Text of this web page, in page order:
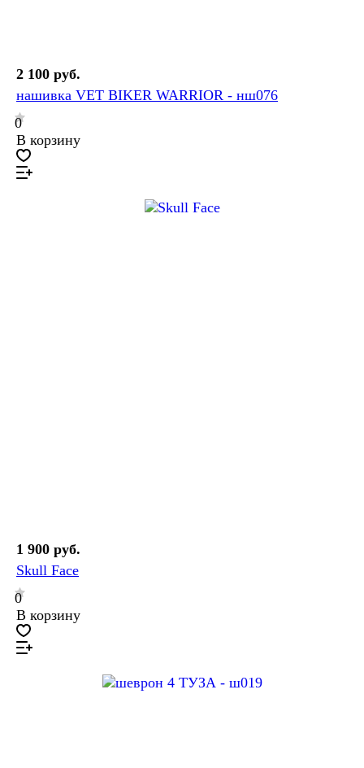
2 100 руб.
нашивка VET BIKER WARRIOR - нш076
0
В корзину
1 900 руб.
Skull Face
0
В корзину